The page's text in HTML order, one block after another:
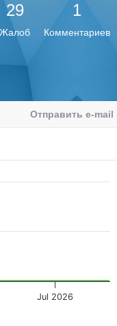
29
Жалоб
1
Комментариев
Отправить e-mail
Jul 2026